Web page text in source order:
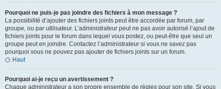
Pourquoi ne puis-je pas joindre des fichiers à mon message ?
La possibilité d’ajouter des fichiers joints peut être accordée par forum, par
groupe, ou par utilisateur. L’administrateur peut ne pas avoir autorisé l’ajout de
fichiers joints pour le forum dans lequel vous postez, ou peut-être que seul un
groupe peut en joindre. Contactez l’administrateur si vous ne savez pas
pourquoi vous ne pouvez pas ajouter de fichiers joints sur un forum.
Haut
Pourquoi ai-je reçu un avertissement ?
Chaque administrateur a son propre ensemble de règles pour son site. Si vous